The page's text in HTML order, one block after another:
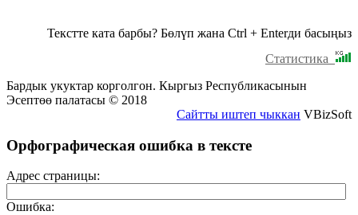
Текстте ката барбы? Бөлүп жана Ctrl + Enterди басыңыз
Статистика
Бардык укуктар корголгон. Кыргыз Республикасынын
Эсептөө палатасы © 2018
Сайтты иштеп чыккан VBizSoft
Орфографическая ошибка в тексте
Адрес страницы:
Ошибка: